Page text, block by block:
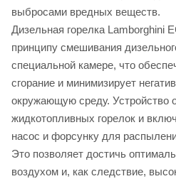
выбросами вредных веществ.
Дизельная горелка Lamborghini
принципу смешивания
специальной камере, что
сгорание и минимизирует
окружающую среду. Устройство
жидкотопливных горелок и
насос и форсунку для
Это позволяет достичь
воздухом и, как следствие,